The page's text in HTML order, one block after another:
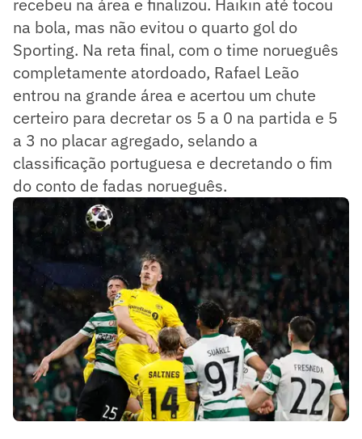
na bola, mas não evitou o quarto gol do
Sporting. Na reta final, com o time norueguês
completamente atordoado, Rafael Leão
entrou na grande área e acertou um chute
certeiro para decretar os 5 a 0 na partida e 5
a 3 no placar agregado, selando a
classificação portuguesa e decretando o fim
do conto de fadas norueguês.